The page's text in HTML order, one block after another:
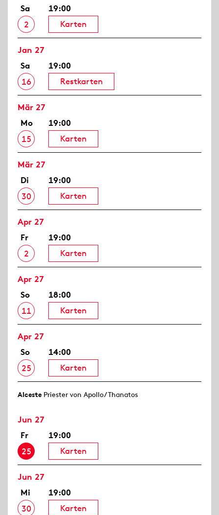
Sa
2
19:00
Karten
Jan 27
Sa
16
19:00
Restkarten
Mär 27
Mo
15
19:00
Karten
Mär 27
Di
30
19:00
Karten
Apr 27
Fr
2
19:00
Karten
Apr 27
So
11
18:00
Karten
Apr 27
So
25
14:00
Karten
Alceste Priester von Apollo/ Thanatos
Jun 27
Fr
25
19:00
Karten
Jun 27
Mi
30
19:00
Karten